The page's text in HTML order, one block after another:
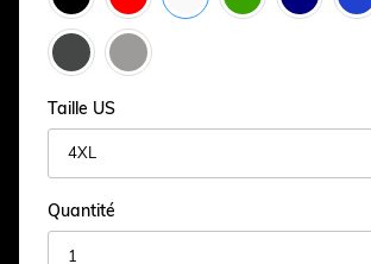
Taille US
Quantité